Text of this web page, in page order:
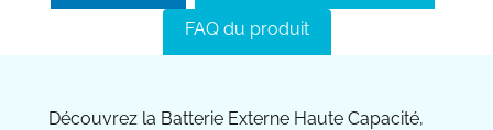
FAQ du produit
Découvrez la Batterie Externe Haute Capacité,